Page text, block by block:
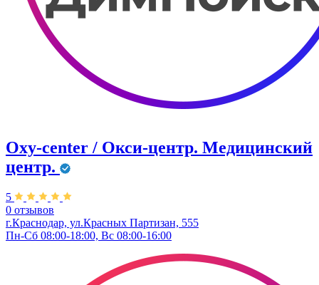
Oxy-center / Окси-центр. Медицинский
центр.
5
0 отзывов
г.Краснодар, ул.Красных Партизан, 555
Пн-Сб 08:00-18:00, Вс 08:00-16:00